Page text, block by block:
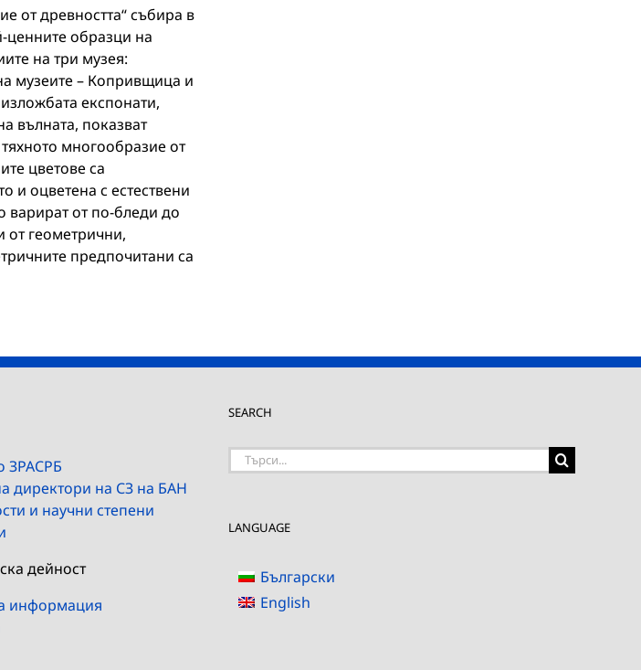
от древността“ събира в
ценните образци на
на три музея:
музеите – Копривщица и
експонати,
вълната, показват
многообразие от
цветове са
и оцветена с естествени
варират от по-бледи до
от геометрични,
предпочитани са
ЗРАСРБ
директори на СЗ на БАН
и научни степени
дейност
информация
SEARCH
Търсене
LANGUAGE
Български
English